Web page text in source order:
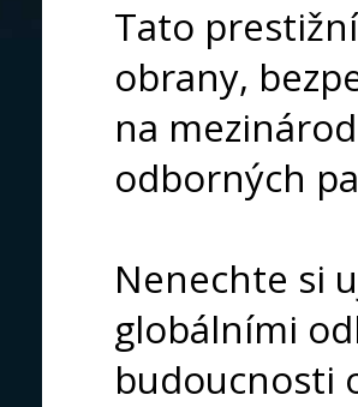
Tato
obrany,
na
odborných
Nenechte si
globálními
budoucnosti